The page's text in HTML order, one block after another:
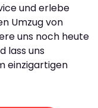
und erlebe
Umzug von
uns noch heute
lass uns
einzigartigen